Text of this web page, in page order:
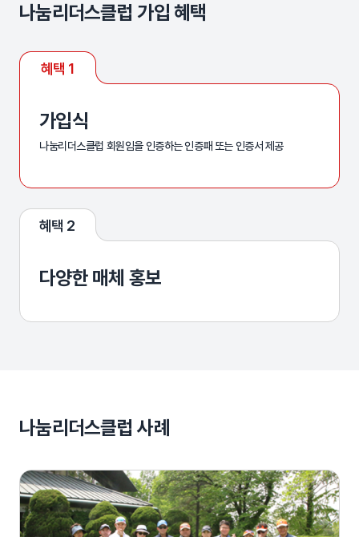
나눔리더스클럽 가입 혜택
혜택 1
가입식
나눔리더스클럽 회원임을 인증하는 인증패 또는 인증서 제공
혜택 2
다양한 매체 홍보
나눔리더스클럽 사례